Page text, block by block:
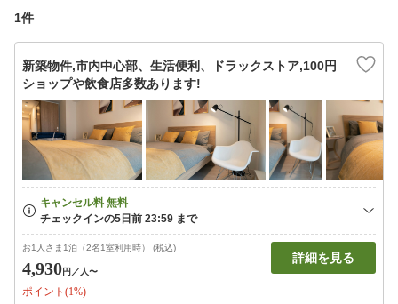
1件
新築物件,市内中心部、生活便利、ドラックストア,100円
ショップや飲食店多数あります!
お1人さま1泊（2名1室利用時） (税込)
4,930円 ／人〜
ポイント(1%)
詳細を見る